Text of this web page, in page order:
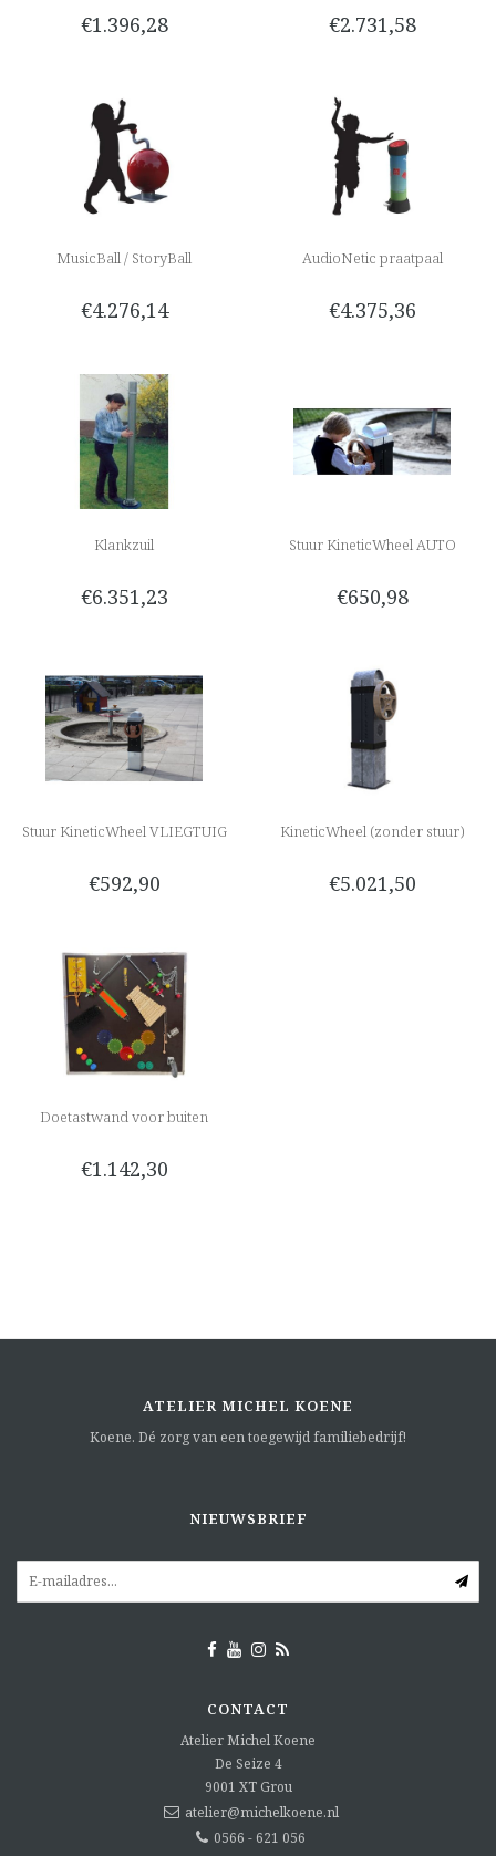
€1.396,28 €2.731,58
MusicBall / StoryBall
€4.276,14
AudioNetic praatpaal
€4.375,36
Klankzuil
€6.351,23
Stuur KineticWheel AUTO
€650,98
Stuur KineticWheel VLIEGTUIG
€592,90
KineticWheel (zonder stuur)
€5.021,50
Doetastwand voor buiten
€1.142,30
ATELIER MICHEL KOENE
Koene. Dé zorg van een toegewijd familiebedrijf!
NIEUWSBRIEF
CONTACT
Atelier Michel Koene
De Seize 4
9001 XT Grou
atelier@michelkoene.nl
0566 - 621 056